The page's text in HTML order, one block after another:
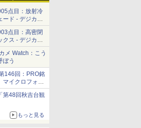
点目：放射冷
ード - デジカメ
点目：高密閉
クス - デジカメ
メ Watch：こう
ぼう
146回：PRO銘
マイクロフォー
第48回秋吉台観
もっと見る